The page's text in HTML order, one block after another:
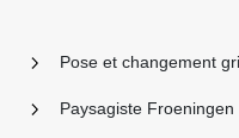
Pose et changement
Paysagiste Froeningen